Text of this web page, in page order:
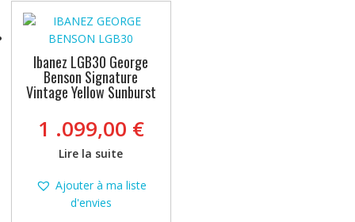
Ibanez LGB30 George
Benson Signature
Vintage Yellow Sunburst
1 .099,00 €
Lire la suite
Ajouter à ma liste
d'envies